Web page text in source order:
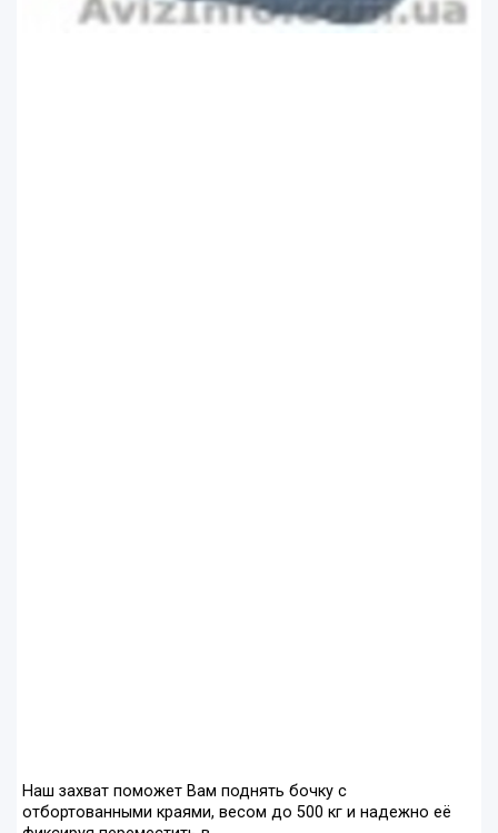
Наш захват поможет Вам поднять бочку с
отбортованными краями, весом до 500 кг и надежно её